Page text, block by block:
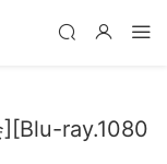
][Blu-ray.1080